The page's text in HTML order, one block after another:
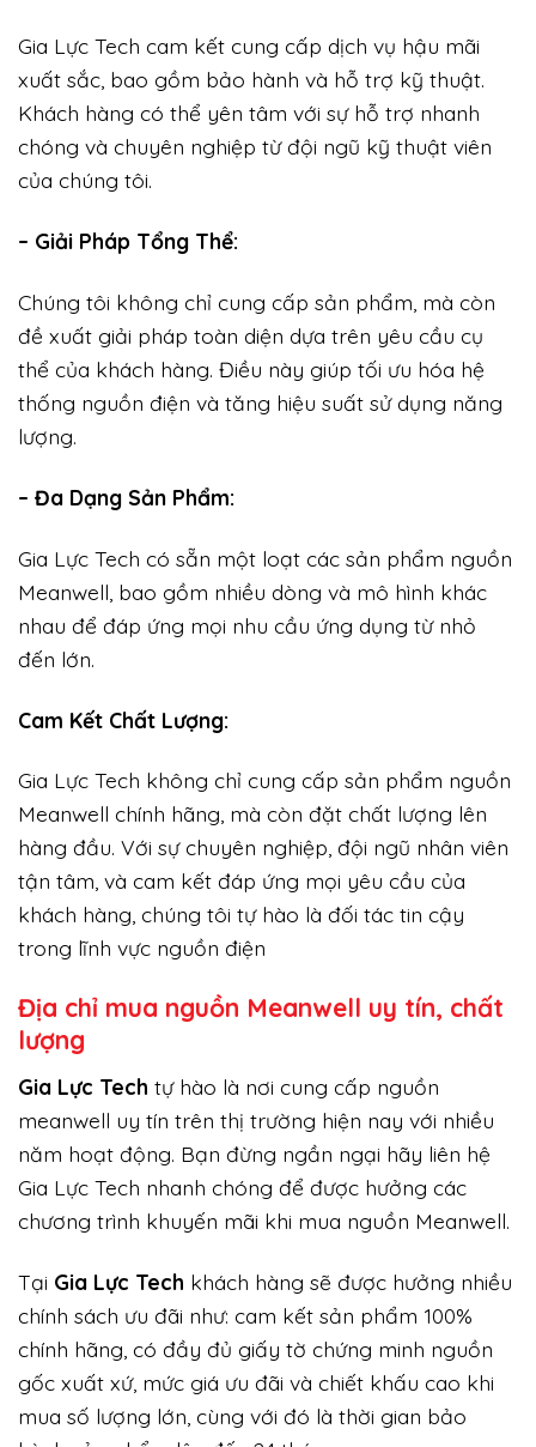
Gia Lực Tech cam kết cung cấp dịch vụ hậu mãi
xuất sắc, bao gồm bảo hành và hỗ trợ kỹ thuật.
Khách hàng có thể yên tâm với sự hỗ trợ nhanh
chóng và chuyên nghiệp từ đội ngũ kỹ thuật viên
của chúng tôi.
– Giải Pháp Tổng Thể:
Chúng tôi không chỉ cung cấp sản phẩm, mà còn
đề xuất giải pháp toàn diện dựa trên yêu cầu cụ
thể của khách hàng. Điều này giúp tối ưu hóa hệ
thống nguồn điện và tăng hiệu suất sử dụng năng
lượng.
– Đa Dạng Sản Phẩm:
Gia Lực Tech có sẵn một loạt các sản phẩm nguồn
Meanwell, bao gồm nhiều dòng và mô hình khác
nhau để đáp ứng mọi nhu cầu ứng dụng từ nhỏ
đến lớn.
Cam Kết Chất Lượng:
Gia Lực Tech không chỉ cung cấp sản phẩm nguồn
Meanwell chính hãng, mà còn đặt chất lượng lên
hàng đầu. Với sự chuyên nghiệp, đội ngũ nhân viên
tận tâm, và cam kết đáp ứng mọi yêu cầu của
khách hàng, chúng tôi tự hào là đối tác tin cậy
trong lĩnh vực nguồn điện
Địa chỉ mua nguồn Meanwell uy tín, chất
lượng
Gia Lực Tech tự hào là nơi cung cấp nguồn
meanwell uy tín trên thị trường hiện nay với nhiều
năm hoạt động. Bạn đừng ngần ngại hãy liên hệ
Gia Lực Tech nhanh chóng để được hưởng các
chương trình khuyến mãi khi mua nguồn Meanwell.
Tại Gia Lực Tech khách hàng sẽ được hưởng nhiều
chính sách ưu đãi như: cam kết sản phẩm 100%
chính hãng, có đầy đủ giấy tờ chứng minh nguồn
gốc xuất xứ, mức giá ưu đãi và chiết khấu cao khi
mua số lượng lớn, cùng với đó là thời gian bảo